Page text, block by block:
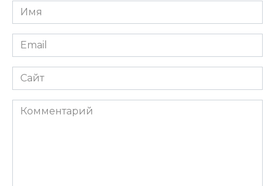
Имя
Email
Сайт
Комментарий